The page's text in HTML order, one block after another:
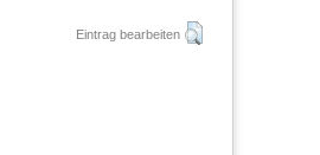
Eintrag bearbeiten